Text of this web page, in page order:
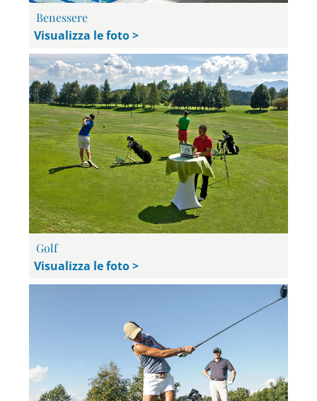
Benessere
Visualizza le foto >
Golf
Visualizza le foto >